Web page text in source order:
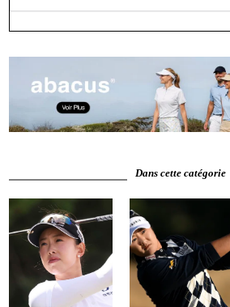
Dans cette catégorie